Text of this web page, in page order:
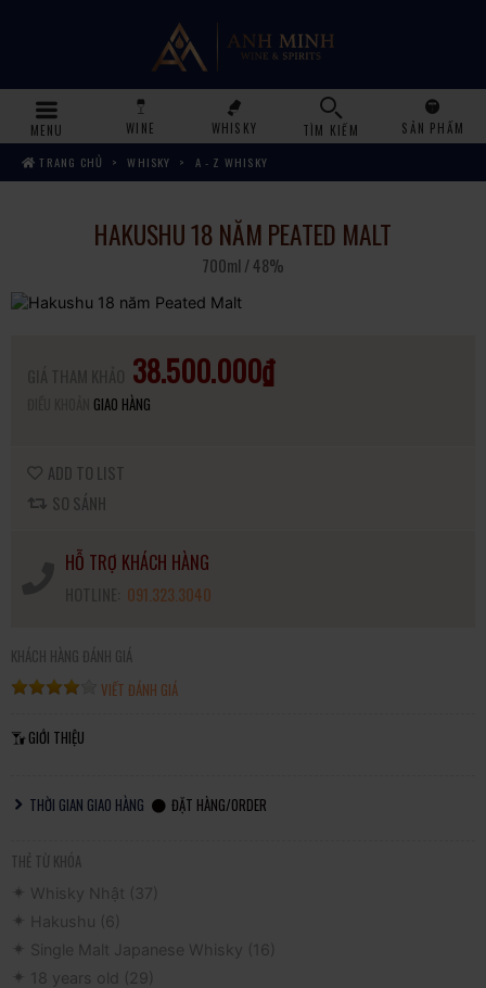
MENU WINE WHISKY TÌM KIẾM
SẢN PHẨM
TRANG CHỦ
WHISKY A - Z WHISKY
HAKUSHU 18 NĂM PEATED MALT
700ml / 48%
38.500.000₫
GIAO HÀNG
ADD TO LIST
SO SÁNH
HỖ TRỢ KHÁCH HÀNG
091.323.3040
KHÁCH HÀNG ĐÁNH GIÁ
VIẾT ĐÁNH GIÁ
GIỚI THIỆU
THỜI GIAN GIAO HÀNG ĐẶT HÀNG/ORDER
THẺ TỪ KHÓA
Whisky Nhật (37)
Hakushu (6)
Single Malt Japanese Whisky (16)
18 years old (29)